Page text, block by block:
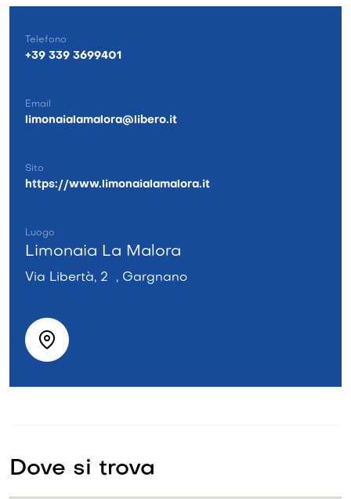
Telefono
+39 339 3699401
Email
limonaialamalora@libero.it
Sito
https://www.limonaialamalora.it
Luogo
Limonaia La Malora
Via Libertà, 2 , Gargnano
Dove si trova